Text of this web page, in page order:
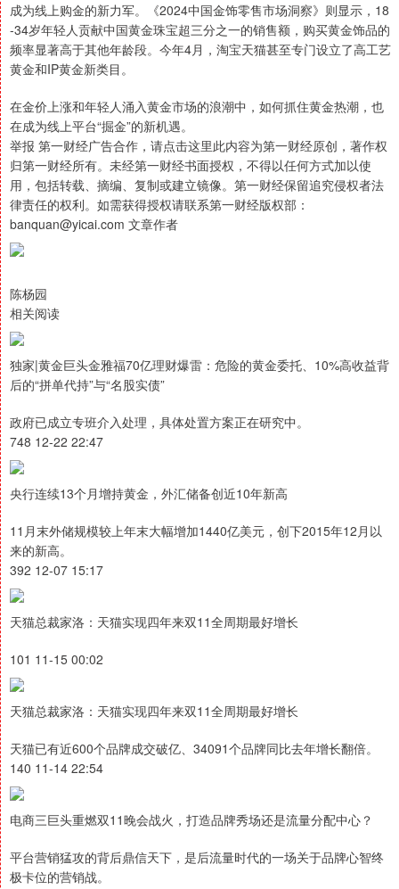
成为线上购金的新力军。《2024中国金饰零售市场洞察》则显示，18
-34岁年轻人贡献中国黄金珠宝超三分之一的销售额，购买黄金饰品的
频率显著高于其他年龄段。今年4月，淘宝天猫甚至专门设立了高工艺
黄金和IP黄金新类目。
在金价上涨和年轻人涌入黄金市场的浪潮中，如何抓住黄金热潮，也
在成为线上平台“掘金”的新机遇。
举报 第一财经广告合作，请点击这里此内容为第一财经原创，著作权
归第一财经所有。未经第一财经书面授权，不得以任何方式加以使
用，包括转载、摘编、复制或建立镜像。第一财经保留追究侵权者法
律责任的权利。如需获得授权请联系第一财经版权部：
banquan@yicai.com 文章作者
陈杨园
相关阅读
独家|黄金巨头金雅福70亿理财爆雷：危险的黄金委托、10%高收益背
后的“拼单代持”与“名股实债”
政府已成立专班介入处理，具体处置方案正在研究中。
748 12-22 22:47
央行连续13个月增持黄金，外汇储备创近10年新高
11月末外储规模较上年末大幅增加1440亿美元，创下2015年12月以
来的新高。
392 12-07 15:17
天猫总裁家洛：天猫实现四年来双11全周期最好增长
101 11-15 00:02
天猫总裁家洛：天猫实现四年来双11全周期最好增长
天猫已有近600个品牌成交破亿、34091个品牌同比去年增长翻倍。
140 11-14 22:54
电商三巨头重燃双11晚会战火，打造品牌秀场还是流量分配中心？
平台营销猛攻的背后鼎信天下，是后流量时代的一场关于品牌心智终
极卡位的营销战。